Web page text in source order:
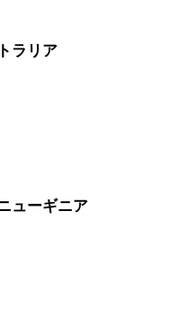
ラリア
ューギニア